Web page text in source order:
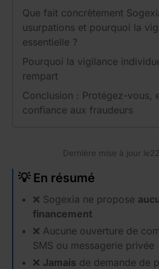
Que fait concrètement
usurpations et pourquoi la
essentielle ?
Pourquoi la vigilance
rempart
Conclusion : Protégez-vous,
confiance aux fraudeurs
Dernière mise à jour le22
💡 En résumé
❌ Sogexia ne propose
financement
❌ Aucune ouverture de
SMS ou messagerie privée
❌ Jamais de demande de